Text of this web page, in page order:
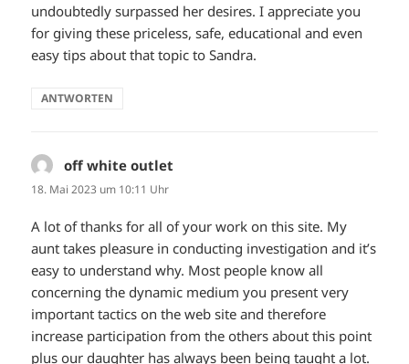
undoubtedly surpassed her desires. I appreciate you
for giving these priceless, safe, educational and even
easy tips about that topic to Sandra.
ANTWORTEN
off white outlet
18. Mai 2023 um 10:11 Uhr
A lot of thanks for all of your work on this site. My
aunt takes pleasure in conducting investigation and it’s
easy to understand why. Most people know all
concerning the dynamic medium you present very
important tactics on the web site and therefore
increase participation from the others about this point
plus our daughter has always been being taught a lot.